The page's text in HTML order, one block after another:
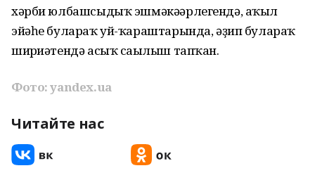
хәрби юлбашсыдыҡ эшмәкәәрлегендә, аҡыл
эйәһе булараҡ уй-ҡараштарында, әҙип булараҡ
шиғриәтендә асыҡ сағылыш тапҡан.
Фото: yandex.ua
Читайте нас